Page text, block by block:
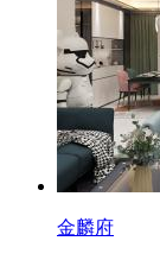
金麟府